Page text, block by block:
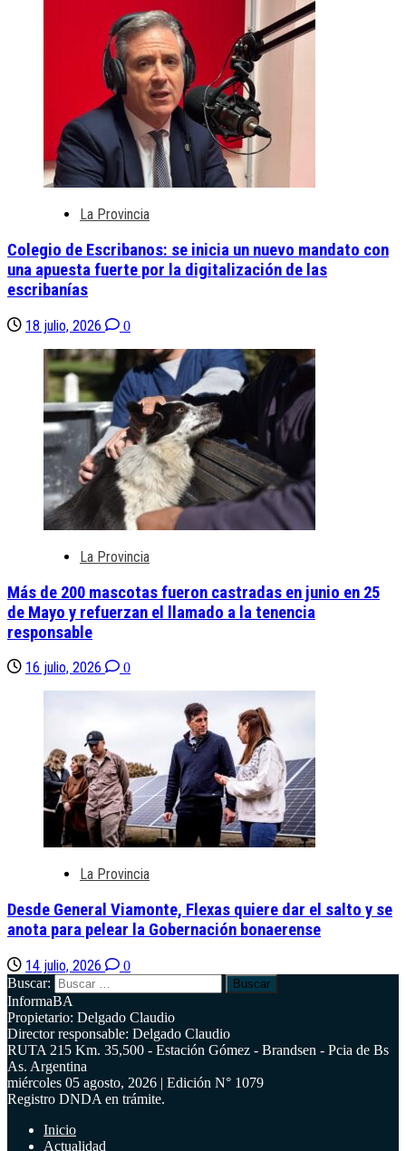
La Provincia
Colegio de Escribanos: se inicia un nuevo mandato con
una apuesta fuerte por la digitalización de las
escribanías
18 julio, 2026 0
La Provincia
Más de 200 mascotas fueron castradas en junio en 25
de Mayo y refuerzan el llamado a la tenencia
responsable
16 julio, 2026 0
La Provincia
Desde General Viamonte, Flexas quiere dar el salto y se
anota para pelear la Gobernación bonaerense
14 julio, 2026
0
Buscar:
InformaBA
Propietario: Delgado Claudio
Director responsable: Delgado Claudio
RUTA 215 Km. 35,500 - Estación Gómez - Brandsen - Pcia de Bs
As. Argentina
miércoles 05 agosto, 2026 | Edición N° 1079
Registro DNDA en trámite.
Inicio
Actualidad